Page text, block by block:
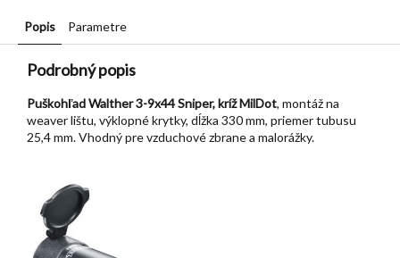
Popis Parametre
Podrobný popis
Puškohľad Walther 3-9x44 Sniper, kríž MilDot, montáž na
weaver lištu, výklopné krytky, dĺžka 330 mm, priemer tubusu
25,4 mm. Vhodný pre vzduchové zbrane a malorážky.